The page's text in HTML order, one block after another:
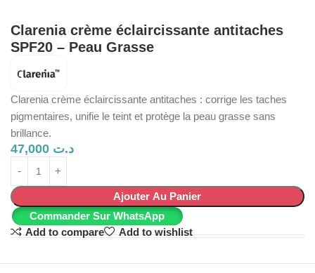
Clarenia crème éclaircissante antitaches
SPF20 – Peau Grasse
Clarenia crème éclaircissante antitaches : corrige les taches
pigmentaires, unifie le teint et protège la peau grasse sans
brillance.
د.ت
Ajouter Au Panier
Commander Sur WhatsApp
Add to compare
Add to wishlist